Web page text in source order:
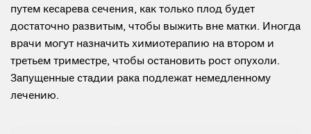
путем кесарева сечения, как только плод будет
достаточно развитым, чтобы выжить вне матки. Иногда
врачи могут назначить химиотерапию на втором и
третьем триместре, чтобы остановить рост опухоли.
Запущенные стадии рака подлежат немедленному
лечению.